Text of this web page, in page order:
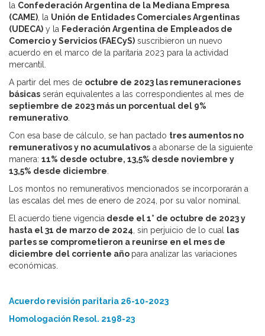
la Confederación Argentina de la Mediana Empresa
(CAME) , la Unión de Entidades Comerciales Argentinas
(UDECA) y la Federación Argentina de Empleados de
Comercio y Servicios (FAECyS) suscribieron un nuevo
acuerdo en el marco de la paritaria 2023 para la actividad
mercantil.
A partir del mes de octubre de 2023 las remuneraciones
básicas serán equivalentes a las correspondientes al mes de
septiembre de 2023 más un porcentual del 9%
remunerativo
Con esa base de cálculo, se han pactado tres aumentos no
remunerativos y no acumulativos a abonarse de la siguiente
manera: 11% desde octubre, 13,5% desde noviembre y
13,5% desde diciembre
Los montos no remunerativos mencionados se incorporarán a
las escalas del mes de enero de 2024, por su valor nominal.
El acuerdo tiene vigencia desde el 1° de octubre de 2023 y
hasta el 31 de marzo de 2024 , sin perjuicio de lo cual
las
partes se comprometieron a reunirse en el mes de
diciembre del corriente año para analizar las variaciones
económicas.
Acuerdo revisión paritaria 26-10-2023
Homologación Resol. 2198-23